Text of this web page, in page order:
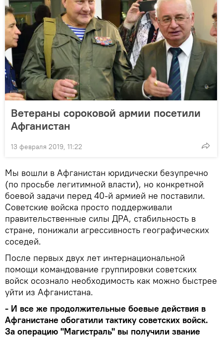
Ветераны сороковой армии посетили
Афганистан
13 февраля 2019, 11:22
Мы вошли в Афганистан юридически безупречно
(по просьбе легитимной власти), но конкретной
боевой задачи перед 40-й армией не поставили.
Советские войска просто поддерживали
правительственные силы ДРА, стабильность в
стране, понижали агрессивность географических
соседей.
После первых двух лет интернациональной
помощи командование группировки советских
войск осознало необходимость как можно быстрее
уйти из Афганистана.
- И все же продолжительные боевые действия в
Афганистане обогатили тактику советских войск.
За операцию "Магистраль" вы получили звание